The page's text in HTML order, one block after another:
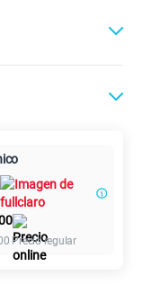
alta velocidad
S/ 79.90
en alta velocidad
S/95.90
intereses
Precio regular